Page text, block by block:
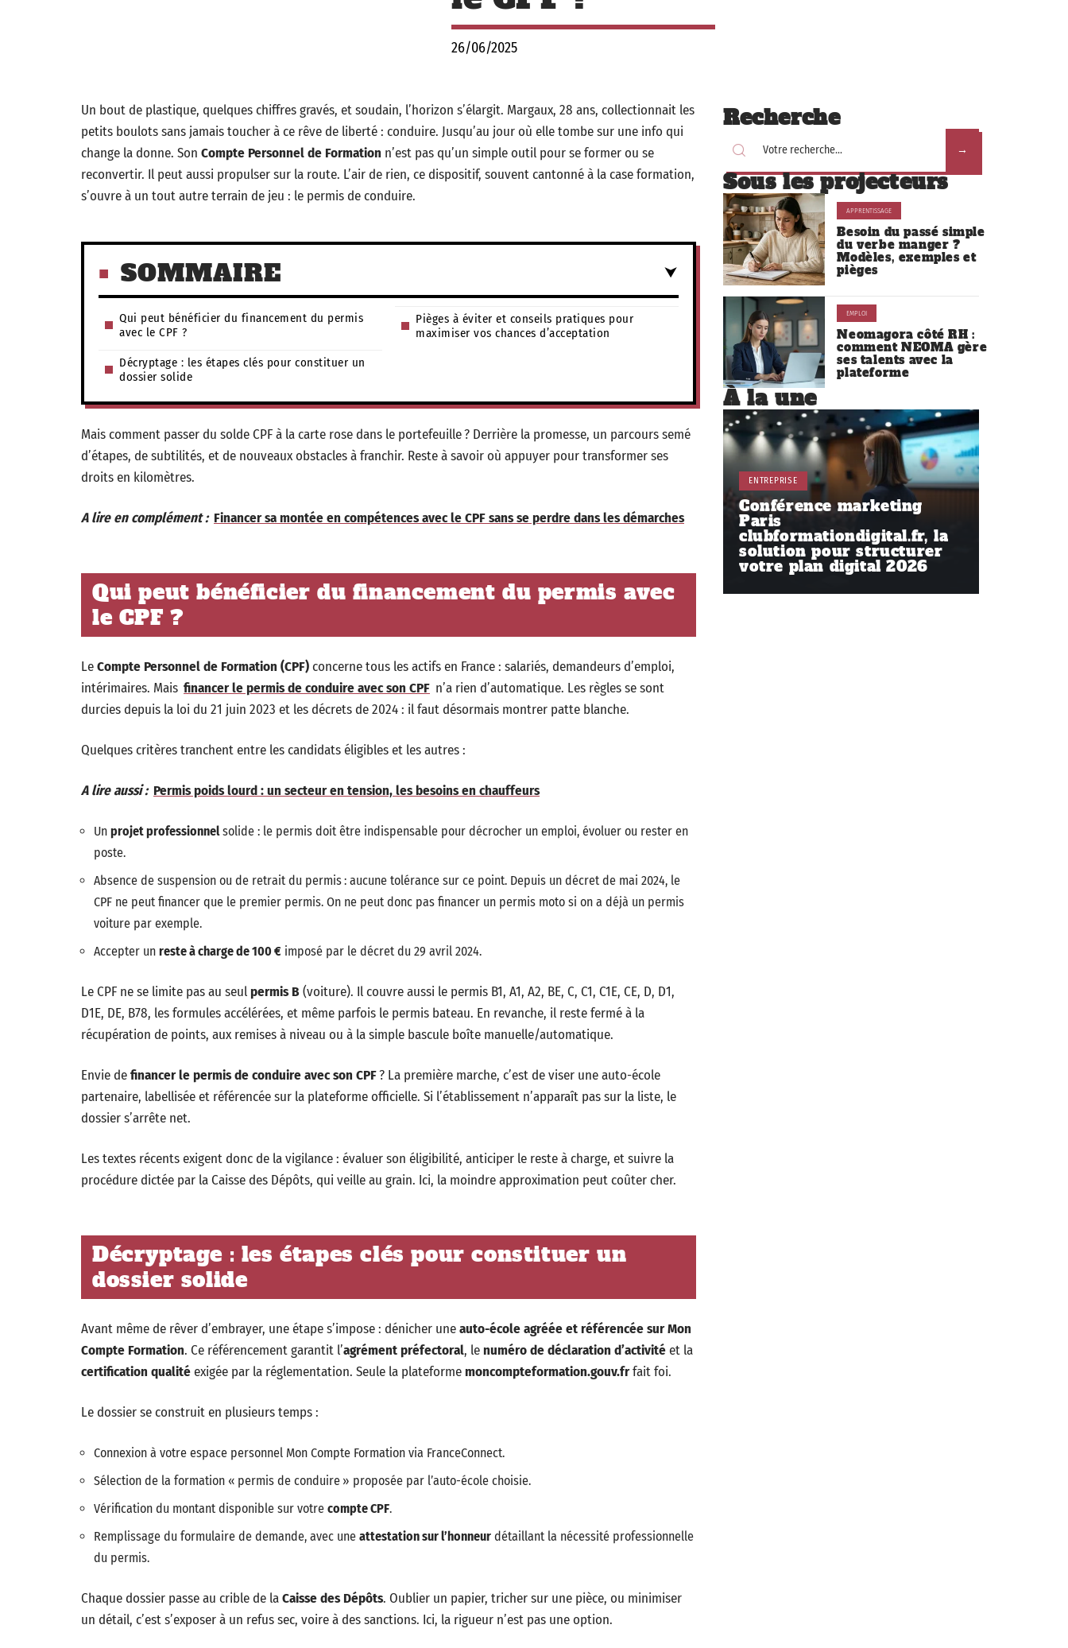
26/06/2025
Un bout de plastique, quelques chiffres gravés, et soudain, l’horizon s’élargit. Margaux, 28 ans, collectionnait les
petits boulots sans jamais toucher à ce rêve de liberté : conduire. Jusqu’au jour où elle tombe sur une info qui
change la donne. Son Compte Personnel de Formation n’est pas qu’un simple outil pour se former ou se
reconvertir. Il peut aussi propulser sur la route. L’air de rien, ce dispositif, souvent cantonné à la case formation,
s’ouvre à un tout autre terrain de jeu : le permis de conduire.
SOMMAIRE
Qui peut bénéficier du financement du permis
avec le CPF ?
Décryptage : les étapes clés pour constituer un
dossier solide
Pièges à éviter et conseils pratiques pour
maximiser vos chances d’acceptation
Mais comment passer du solde CPF à la carte rose dans le portefeuille ? Derrière la promesse, un parcours semé
d’étapes, de subtilités, et de nouveaux obstacles à franchir. Reste à savoir où appuyer pour transformer ses
droits en kilomètres.
A lire en complément : Financer sa montée en compétences avec le CPF sans se perdre dans les démarches
Qui peut bénéficier du financement du permis avec
le CPF ?
LeCompte Personnel de Formation (CPF)concerne tous les actifs en France : salariés, demandeurs d’emploi,
intérimaires. Mais financer le permis de conduire avec son CPF n’a rien d’automatique. Les règles se sont
durcies depuis la loi du 21 juin 2023 et les décrets de 2024 : il faut désormais montrer patte blanche.
Quelques critères tranchent entre les candidats éligibles et les autres :
A lire aussi : Permis poids lourd : un secteur en tension, les besoins en chauffeurs
Un projet professionnelsolide : le permis doit être indispensable pour décrocher un emploi, évoluer ou rester en
poste.
Absence de suspension ou de retrait du permis : aucune tolérance sur ce point. Depuis un décret de mai 2024, le
CPF ne peut financer que le premier permis. On ne peut donc pas financer un permis moto si on a déjà un permis
voiture par exemple.
Accepter un reste à charge de 100 € imposé par le décret du 29 avril 2024.
Le CPF ne se limite pas au seulpermis B(voiture). Il couvre aussi le permis B1, A1, A2, BE, C, C1, C1E, CE, D, D1,
D1E, DE, B78, les formules accélérées, et même parfois le permis bateau. En revanche, il reste fermé à la
récupération de points, aux remises à niveau ou à la simple bascule boîte manuelle/automatique.
Envie definancer le permis de conduire avec son CPF? La première marche, c’est de viser une auto-école
partenaire, labellisée et référencée sur la plateforme officielle. Si l’établissement n’apparaît pas sur la liste, le
dossier s’arrête net.
Les textes récents exigent donc de la vigilance : évaluer son éligibilité, anticiper le reste à charge, et suivre la
procédure dictée par la Caisse des Dépôts, qui veille au grain. Ici, la moindre approximation peut coûter cher.
Décryptage : les étapes clés pour constituer un
dossier solide
Avant même de rêver d’embrayer, une étape s’impose : dénicher uneauto-école agréée et référencée sur Mon
Compte Formation. Ce référencement garantit l’agrément préfectoral, lenuméro de déclaration d’activitéet la
certification qualitéexigée par la réglementation. Seule la plateformemoncompteformation.gouv.frfait foi.
Le dossier se construit en plusieurs temps :
Connexion à votre espace personnel Mon Compte Formation via FranceConnect.
Sélection de la formation « permis de conduire » proposée par l’auto-école choisie.
Vérification du montant disponible sur votre compte CPF.
Remplissage du formulaire de demande, avec une attestation sur l’honneur détaillant la nécessité professionnelle
du permis.
Chaque dossier passe au crible de laCaisse des Dépôts. Oublier un papier, tricher sur une pièce, ou minimiser
un détail, c’est s’exposer à un refus sec, voire à des sanctions. Ici, la rigueur n’est pas une option.
Recherche
Sous les projecteurs
APPRENTISSAGE
Besoin du passé simple
du verbe manger ?
Modèles, exemples et
pièges
EMPLOI
Neomagora côté RH :
comment NEOMA gère
ses talents avec la
plateforme
À la une
ENTREPRISE
Conférence marketing
Paris
clubformationdigital.fr, la
solution pour structurer
votre plan digital 2026